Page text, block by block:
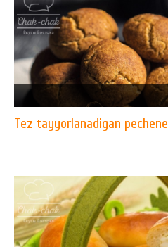
Tez tayyorlanadigan pechene